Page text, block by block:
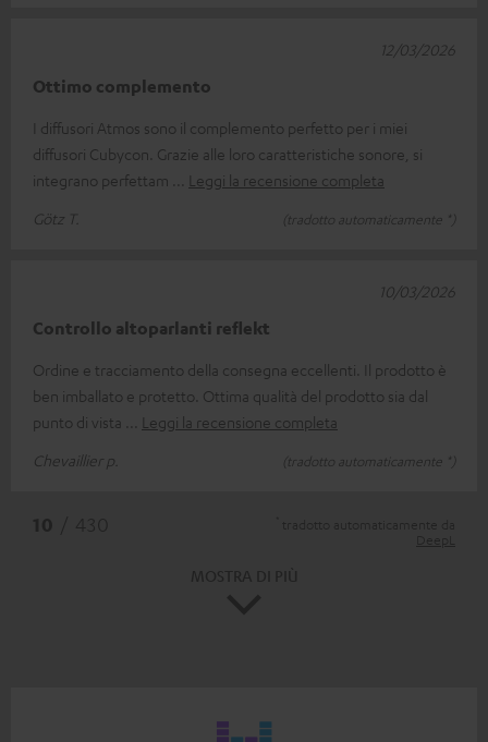
Ottimo complemento
I diffusori Atmos sono il complemento perfetto per i miei
diffusori Cubycon. Grazie alle loro caratteristiche sonore, si
integrano perfettam
Leggi la recensione completa
Götz T.
(tradotto automaticamente *)
12/03/2026
Controllo altoparlanti reflekt
Ordine e tracciamento della consegna eccellenti. Il prodotto è
ben imballato e protetto. Ottima qualità del prodotto sia dal
punto di vista
Leggi la recensione completa
Chevaillier p.
(tradotto automaticamente *)
10/03/2026